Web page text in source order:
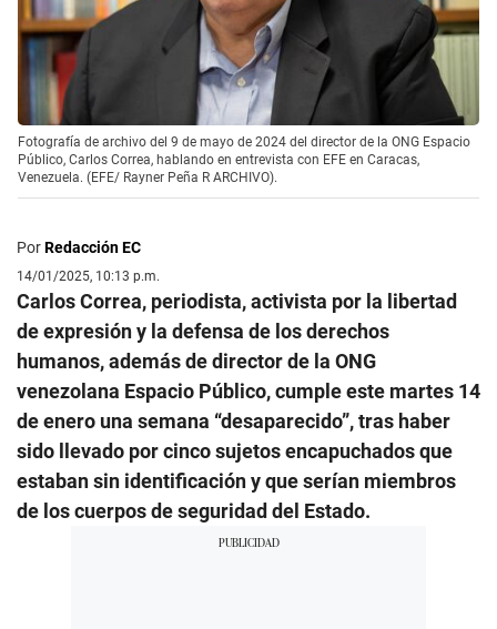
Fotografía de archivo del 9 de mayo de 2024 del director de la ONG Espacio
Público, Carlos Correa, hablando en entrevista con EFE en Caracas,
Venezuela. (EFE/ Rayner Peña R ARCHIVO).
PorRedacción EC
14/01/2025, 10:13 p.m.
Carlos Correa, periodista, activista por la libertad
de expresión y la defensa de los derechos
humanos, además de director de la ONG
venezolana Espacio Público, cumple este martes 14
de enero una semana “desaparecido”, tras haber
sido llevado por cinco sujetos encapuchados que
estaban sin identificación y que serían miembros
de los cuerpos de seguridad del Estado.